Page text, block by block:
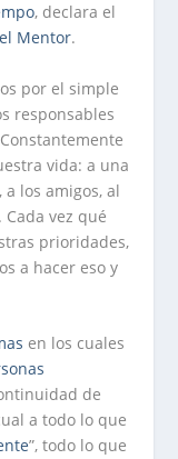
, declara el
Mentor.
por el simple
responsables
vida: a una
, a los amigos, al
. Cada vez qué
prioridades,
a hacer eso y
en los cuales
de
a todo lo que
”, todo lo que